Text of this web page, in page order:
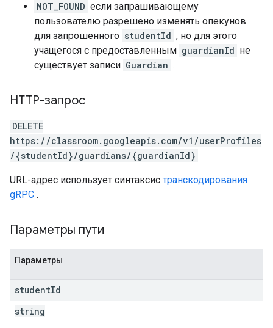
NOT_FOUND если запрашивающему
пользователю разрешено изменять опекунов
для запрошенного studentId , но для этого
учащегося с предоставленным guardianId не
существует записи Guardian .
HTTP-запрос
DELETE
https://classroom.googleapis.com/v1/userProfiles
/{studentId}/guardians/{guardianId}
URL-адрес использует синтаксис транскодирования
gRPC .
Параметры пути
Параметры
studentId
string